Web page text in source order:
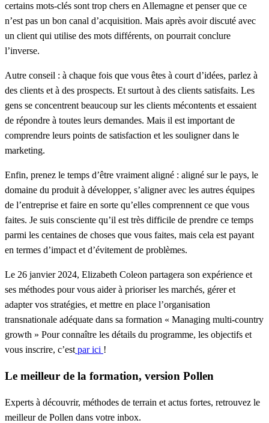
certains mots-clés sont trop chers en Allemagne et penser que ce
n’est pas un bon canal d’acquisition. Mais après avoir discuté avec
un client qui utilise des mots différents, on pourrait conclure
l’inverse.
Autre conseil : à chaque fois que vous êtes à court d’idées, parlez à
des clients et à des prospects. Et surtout à des clients satisfaits. Les
gens se concentrent beaucoup sur les clients mécontents et essaient
de répondre à toutes leurs demandes. Mais il est important de
comprendre leurs points de satisfaction et les souligner dans le
marketing.
Enfin, prenez le temps d’être vraiment aligné : aligné sur le pays, le
domaine du produit à développer, s’aligner avec les autres équipes
de l’entreprise et faire en sorte qu’elles comprennent ce que vous
faites. Je suis consciente qu’il est très difficile de prendre ce temps
parmi les centaines de choses que vous faites, mais cela est payant
en termes d’impact et d’évitement de problèmes.
Le 26 janvier 2024, Elizabeth Coleon partagera son expérience et
ses méthodes pour vous aider à prioriser les marchés, gérer et
adapter vos stratégies, et mettre en place l’organisation
transnationale adéquate dans sa formation « Managing multi-country
growth » Pour connaître les détails du programme, les objectifs et
vous inscrire, c’est par ici !
Le meilleur de la formation, version Pollen
Experts à découvrir, méthodes de terrain et actus fortes, retrouvez le
meilleur de Pollen dans votre inbox.